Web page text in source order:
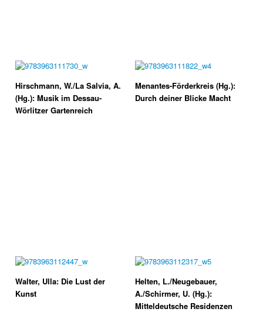
Hirschmann, W./La Salvia, A.
(Hg.): Musik im Dessau-
Wörlitzer Gartenreich
Menantes-Förderkreis (Hg.):
Durch deiner Blicke Macht
Walter, Ulla: Die Lust der
Kunst
Helten, L./Neugebauer,
A./Schirmer, U. (Hg.):
Mitteldeutsche Residenzen